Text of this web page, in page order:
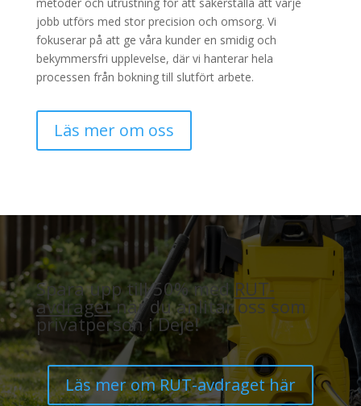
jobb utförs med stor precision och omsorg. Vi
fokuserar på att ge våra kunder en smidig och
bekymmersfri upplevelse, där vi hanterar hela
processen från bokning till slutfört arbete.
Läs mer om oss
Spara upp till 50% med RUT-
avdragetnär du anlitar oss som
privatperson i Deje!
Läs mer om RUT-avdraget här